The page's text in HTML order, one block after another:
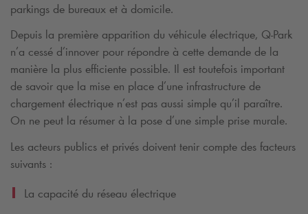
parkings de bureaux et à domicile.
Depuis la première apparition du véhicule électrique, Q-Park
n’a cessé d’innover pour répondre à cette demande de la
manière la plus efficiente possible. Il est toutefois important
de savoir que la mise en place d’une infrastructure de
chargement électrique n’est pas aussi simple qu’il paraître.
On ne peut la résumer à la pose d’une simple prise murale.
Les acteurs publics et privés doivent tenir compte des facteurs
suivants :
La capacité du réseau électrique